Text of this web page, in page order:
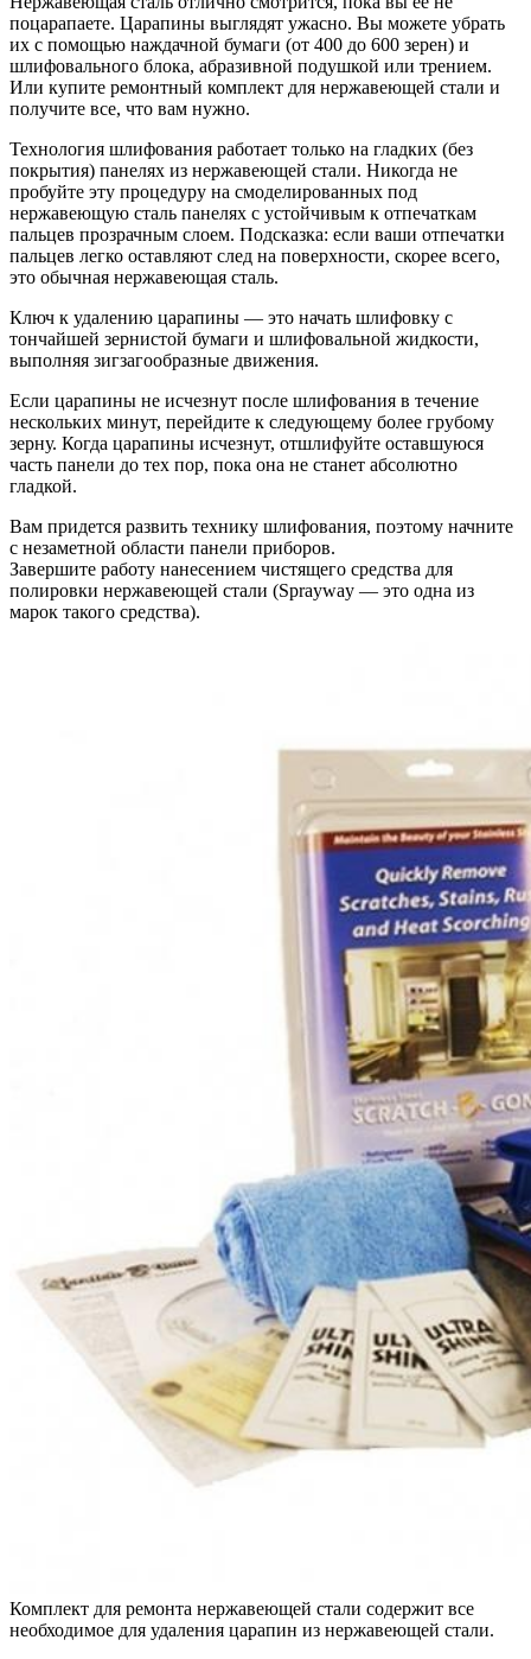
поцарапаете. Царапины выглядят ужасно. Вы можете убрать
их с помощью наждачной бумаги (от 400 до 600 зерен) и
шлифовального блока, абразивной подушкой или трением.
Или купите ремонтный комплект для нержавеющей стали и
получите все, что вам нужно.
Технология шлифования работает только на гладких (без
покрытия) панелях из нержавеющей стали. Никогда не
пробуйте эту процедуру на смоделированных под
нержавеющую сталь панелях с устойчивым к отпечаткам
пальцев прозрачным слоем. Подсказка: если ваши отпечатки
пальцев легко оставляют след на поверхности, скорее всего,
это обычная нержавеющая сталь.
Ключ к удалению царапины — это начать шлифовку с
тончайшей зернистой бумаги и шлифовальной жидкости,
выполняя зигзагообразные движения.
Если царапины не исчезнут после шлифования в течение
нескольких минут, перейдите к следующему более грубому
зерну. Когда царапины исчезнут, отшлифуйте оставшуюся
часть панели до тех пор, пока она не станет абсолютно
гладкой.
Вам придется развить технику шлифования, поэтому начните
с незаметной области панели приборов.
Завершите работу нанесением чистящего средства для
полировки нержавеющей стали (Sprayway — это одна из
марок такого средства).
Комплект для ремонта нержавеющей стали содержит все
необходимое для удаления царапин из нержавеющей стали.